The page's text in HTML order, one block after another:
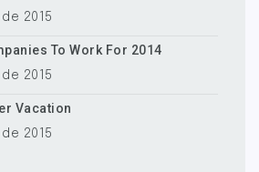
2015
To Work For 2014
2015
Vacation
2015